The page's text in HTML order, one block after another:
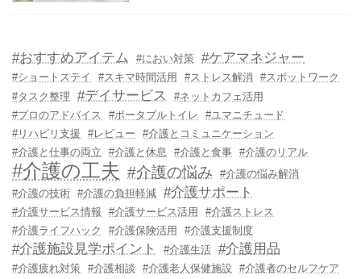
#おすすめアイテム #におい対策 #ケアマネジャー
#ショートステイ #スキマ時間活用 #ストレス解消
#スポットワーク
#タスク整理
#デイサービス
#ネットカフェ活用
#プロのアドバイス
#ポータブルトイレ
#ユマニチュード
#リハビリ支援
#レビュー
#介護とコミュニケーション
#介護と仕事の両立
#介護と休息 #介護と食事 #介護のリアル
#介護の工夫 #介護の悩み
#介護の悩み解消
#介護の技術 #介護の負担軽減 #介護サポート
#介護サービス情報 #介護サービス活用
#介護ストレス
#介護ライフハック
#介護保険活用 #介護支援制度
#介護施設見学ポイント #介護生活 #介護用品
#介護疲れ対策 #介護相談 #介護老人保健施設 #介護者のセルフケア